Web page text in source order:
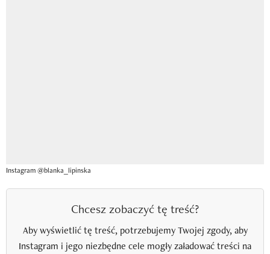
Instagram @blanka_lipinska
Chcesz zobaczyć tę treść?
Aby wyświetlić tę treść, potrzebujemy Twojej zgody, aby
Instagram i jego niezbędne cele mogły załadować treści na